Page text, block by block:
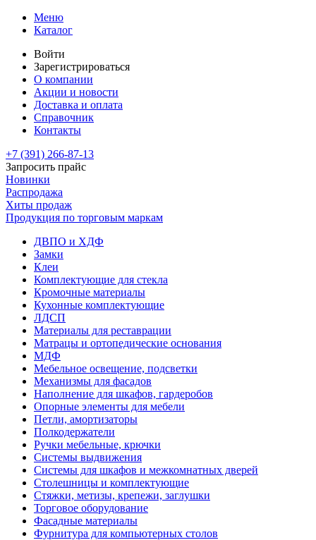
Меню
Каталог
Войти
Зарегистрироваться
О компании
Акции и новости
Доставка и оплата
Справочник
Контакты
+7 (391) 266-87-13
Запросить прайс
Новинки
Распродажа
Хиты продаж
Продукция по торговым маркам
ДВПО и ХДФ
Замки
Клеи
Комплектующие для стекла
Кромочные материалы
Кухонные комплектующие
ЛДСП
Материалы для реставрации
Матрацы и ортопедические основания
МДФ
Мебельное освещение, подсветки
Механизмы для фасадов
Наполнение для шкафов, гардеробов
Опорные элементы для мебели
Петли, амортизаторы
Полкодержатели
Ручки мебельные, крючки
Системы выдвижения
Системы для шкафов и межкомнатных дверей
Столешницы и комплектующие
Стяжки, метизы, крепежи, заглушки
Торговое оборудование
Фасадные материалы
Фурнитура для компьютерных столов